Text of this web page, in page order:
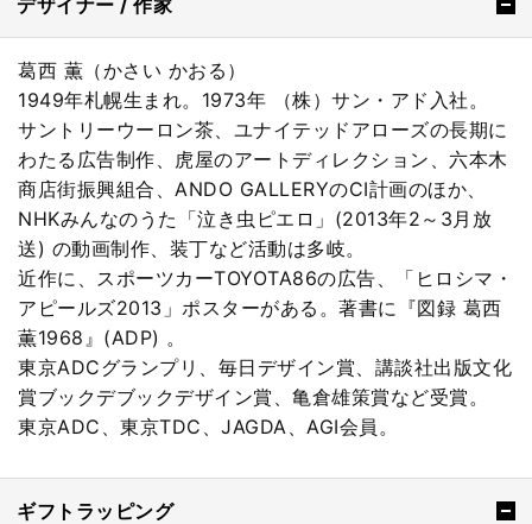
葛西 薫（かさい かおる）
1949年札幌生まれ。1973年 （株）サン・アド入社。
サントリーウーロン茶、ユナイテッドアローズの長期に
わたる広告制作、虎屋のアートディレクション、六本木
商店街振興組合、ANDO GALLERYのCI計画のほか、
NHKみんなのうた「泣き虫ピエロ」(2013年2～3月放
送) の動画制作、装丁など活動は多岐。
近作に、スポーツカーTOYOTA86の広告、「ヒロシマ・
アピールズ2013」ポスターがある。著書に『図録 葛西
薫1968』(ADP) 。
東京ADCグランプリ、毎日デザイン賞、講談社出版文化
賞ブックデブックデザイン賞、亀倉雄策賞など受賞。
東京ADC、東京TDC、JAGDA、AGI会員。
ギフトラッピング